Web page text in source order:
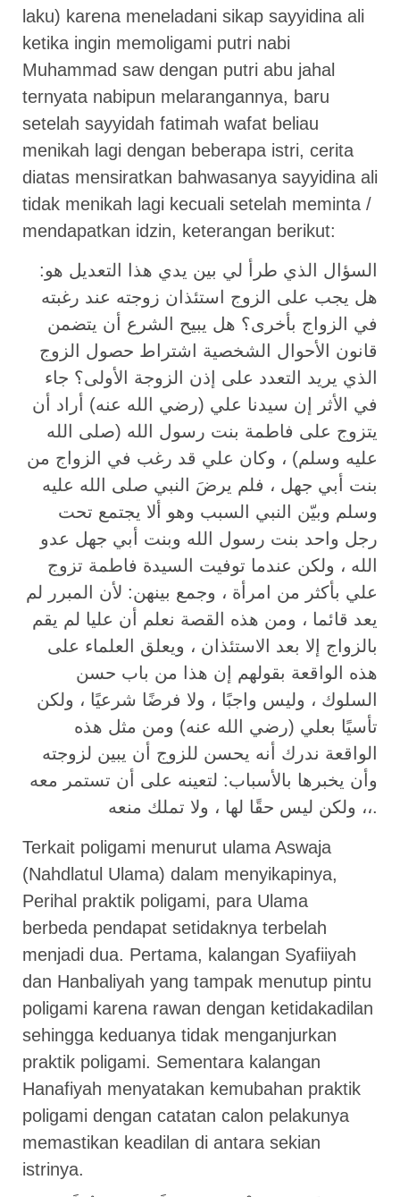
laku) karena meneladani sikap sayyidina ali
ketika ingin memoligami putri nabi
Muhammad saw dengan putri abu jahal
ternyata nabipun melarangannya, baru
setelah sayyidah fatimah wafat beliau
menikah lagi dengan beberapa istri, cerita
diatas mensiratkan bahwasanya sayyidina ali
tidak menikah lagi kecuali setelah meminta /
mendapatkan idzin, keterangan berikut:
هل يجب على الزوج استئذان زوجته عند رغبته
في الزواج بأخرى؟ هل يبيح الشرع أن يتضمن
قانون الأحوال الشخصية اشتراط حصول الزوج
الذي يريد التعدد على إذن الزوجة الأولى؟ جاء
في الأثر إن سيدنا علي (رضي الله عنه) أراد أن
يتزوج على فاطمة بنت رسول الله (صلى الله
عليه وسلم) ، وكان علي قد رغب في الزواج من
بنت أبي جهل ، فلم يرضَ النبي صلى الله عليه
وسلم وبيّن النبي السبب وهو ألا يجتمع تحت
رجل واحد بنت رسول الله وبنت أبي جهل عدو
الله ، ولكن عندما توفيت السيدة فاطمة تزوج
علي بأكثر من امرأة ، وجمع بينهن: لأن المبرر لم
يعد قائما ، ومن هذه القصة نعلم أن عليا لم يقم
بالزواج إلا بعد الاستئذان ، ويعلق العلماء على
هذه الواقعة بقولهم إن هذا من باب حسن
السلوك ، وليس واجبًا ، ولا فرضًا شرعيًا ، ولكن
تأسيًا بعلي (رضي الله عنه) ومن مثل هذه
الواقعة ندرك أنه يحسن للزوج أن يبين لزوجته
وأن يخبرها بالأسباب: لتعينه على أن تستمر معه
، ولكن ليس حقًا لها ، ولا تملك منعه،.
Terkait poligami menurut ulama Aswaja
(Nahdlatul Ulama) dalam menyikapinya,
Perihal praktik poligami, para Ulama
berbeda pendapat setidaknya terbelah
menjadi dua. Pertama, kalangan Syafiiyah
dan Hanbaliyah yang tampak menutup pintu
poligami karena rawan dengan ketidakadilan
sehingga keduanya tidak menganjurkan
praktik poligami. Sementara kalangan
Hanafiyah menyatakan kemubahan praktik
poligami dengan catatan calon pelakunya
memastikan keadilan di antara sekian
istrinya.